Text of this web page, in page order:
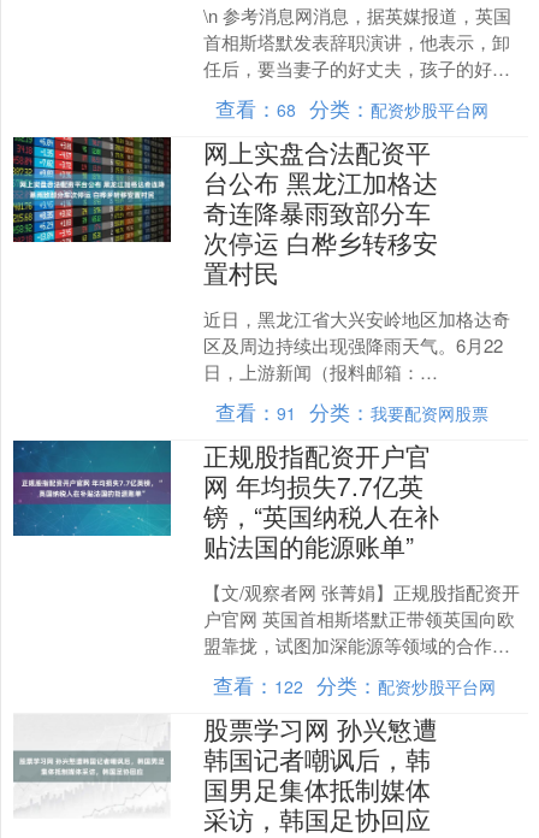
\n 参考消息网消息，据英媒报道，英国
首相斯塔默发表辞职演讲，他表示，卸
任后，要当妻子的好丈夫，孩子的好爸
爸。 \n 原标题：英国首相斯塔默发表辞
职演讲 当场哽....
查看： 68 分类： 配资炒股平台网
网上实盘合法配资平
台公布 黑龙江加格达
奇连降暴雨致部分车
次停运 白桦乡转移安
置村民
近日，黑龙江省大兴安岭地区加格达奇
区及周边持续出现强降雨天气。6月22
日，上游新闻（报料邮箱：
cnshangyou@163.com）记者了解到，受
降雨影响，加格....
查看： 91 分类： 我要配资网股票
正规股指配资开户官
网 年均损失7.7亿英
镑，“英国纳税人在补
贴法国的能源账单”
【文/观察者网 张菁娟】正规股指配资开
户官网 英国首相斯塔默正带领英国向欧
盟靠拢，试图加深能源等领域的合作，
但英国纳税人却在为法国家庭的能源账
单提供补贴。 英国....
查看： 122 分类： 配资炒股平台网
股票学习网 孙兴慜遭
韩国记者嘲讽后，韩
国男足集体抵制媒体
采访，韩国足协回应